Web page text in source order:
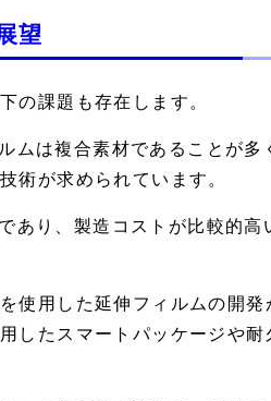
望
の課題も存在します。
ムは複合素材であることが多
術が求められています。
あり、製造コストが比較的高
使用した延伸フィルムの開
したスマートパッケージや耐